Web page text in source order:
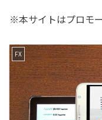
※本サイトはプロモ
FX